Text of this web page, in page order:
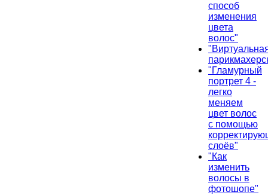
способ
изменения
цвета
волос"
"Гламурный
портрет 4 -
легко
меняем
цвет волос
с помощью
слоёв"
"Как
изменить
волосы в
фотошопе"